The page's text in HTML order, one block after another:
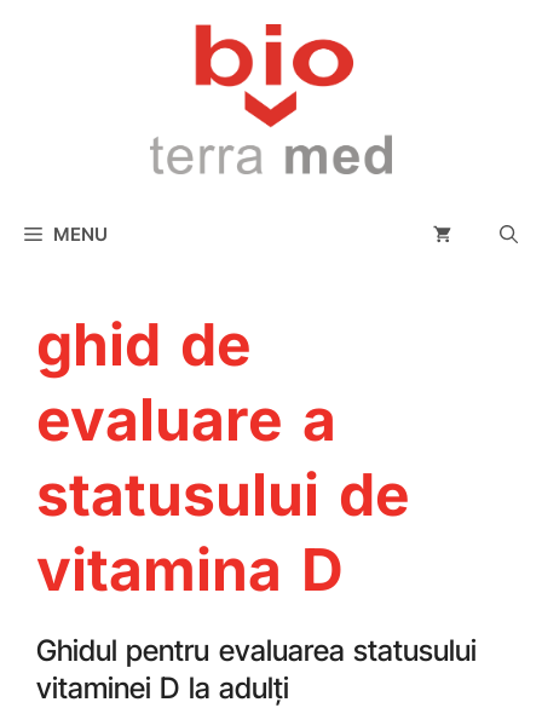
MENU
ghid de
evaluare a
statusului de
vitamina D
Ghidul pentru evaluarea statusului
vitaminei D la adulți